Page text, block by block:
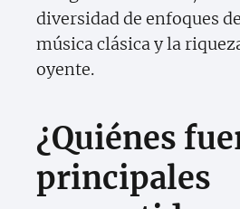
diversidad de enfoques
música clásica y la
oyente.
¿Quiénes
principales